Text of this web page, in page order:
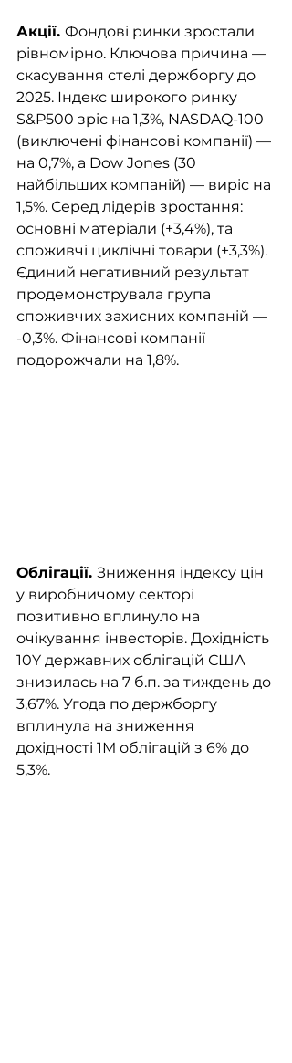
Акції. Фондові ринки зростали
рівномірно. Ключова причина —
скасування стелі держборгу до
2025. Індекс широкого ринку
S&P500 зріс на 1,3%, NASDAQ-100
(виключені фінансові компанії) —
на 0,7%, а Dow Jones (30
найбільших компаній) — виріс на
1,5%. Серед лідерів зростання:
основні матеріали (+3,4%), та
споживчі циклічні товари (+3,3%).
Єдиний негативний результат
продемонструвала група
споживчих захисних компаній —
-0,3%. Фінансові компанії
подорожчали на 1,8%.
Облігації. Зниження індексу цін
у виробничому секторі
позитивно вплинуло на
очікування інвесторів. Дохідність
10Y державних облігацій США
знизилась на 7 б.п. за тиждень до
3,67%. Угода по держборгу
вплинула на зниження
дохідності 1М облігацій з 6% до
5,3%.